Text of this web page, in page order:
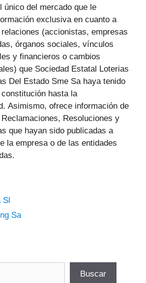
único del mercado que le
exclusiva en cuanto a
(accionistas, empresas
órganos sociales, vínculos
y financieros o cambios
que Sociedad Estatal Loterias
Del Estado Sme Sa haya tenido
hasta la
Asimismo, ofrece información de
Resoluciones y
que hayan sido publicadas a
la empresa o de las entidades
Sl
Sa
Buscar